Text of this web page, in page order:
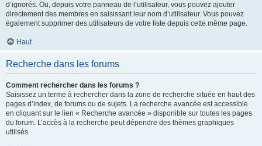
d’ignorés. Ou, depuis votre panneau de l’utilisateur, vous pouvez ajouter
directement des membres en saisissant leur nom d’utilisateur. Vous pouvez
également supprimer des utilisateurs de votre liste depuis cette même page.
Haut
Recherche dans les forums
Comment rechercher dans les forums ?
Saisissez un terme à rechercher dans la zone de recherche située en haut des
pages d’index, de forums ou de sujets. La recherche avancée est accessible
en cliquant sur le lien « Recherche avancée » disponible sur toutes les pages
du forum. L’accès à la recherche peut dépendre des thèmes graphiques
utilisés.